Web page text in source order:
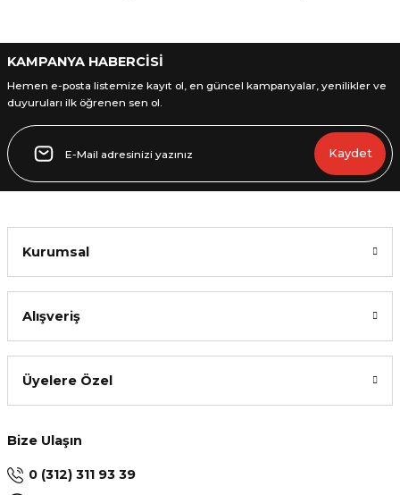
KAMPANYA HABERCİSİ
Hemen e-posta listemize kayıt ol, en güncel kampanyalar, yenilikler ve
duyuruları ilk öğrenen sen ol.
Kaydet
Kurumsal
Alışveriş
Üyelere Özel
Bize Ulaşın
0 (312) 311 93 39